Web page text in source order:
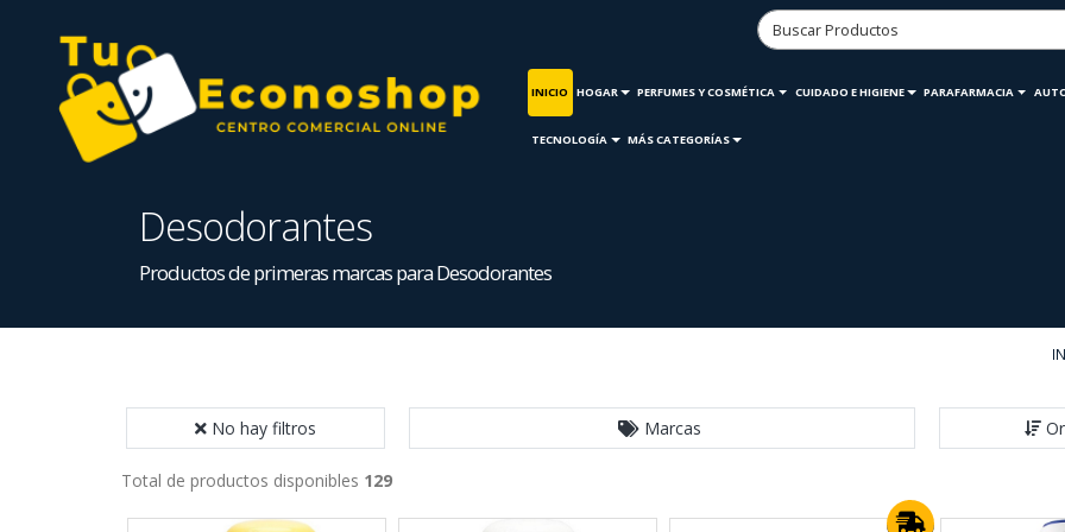
INICIO HOGAR PERFUMES Y COSMÉTICA CUIDADO E HIGIENE PARAFARMACIA
TECNOLOGÍA MÁS CATEGORÍAS
Desodorantes
Productos de primeras marcas para Desodorantes
No hay filtros Marcas
Total de productos disponibles 129